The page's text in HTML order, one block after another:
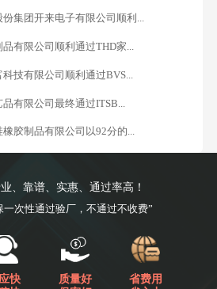
集团开来电子有限公司顺利...
有限公司顺利通过THD家...
技有限公司顺利通过BVS...
有限公司最终通过ITSB...
胶制品有限公司以92分的...
、靠谱、实惠、通过率高！
一次性通过验厂，不通过不收费”
快
质量好
省费用